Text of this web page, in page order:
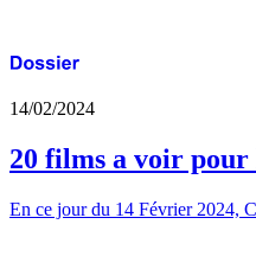
14/02/2024
20 films a voir pour
En ce jour du 14 Février 2024,